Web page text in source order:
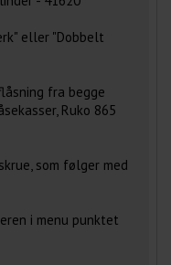
eller "Dobbelt
fra begge
Ruko 865
som følger med
i menu punktet